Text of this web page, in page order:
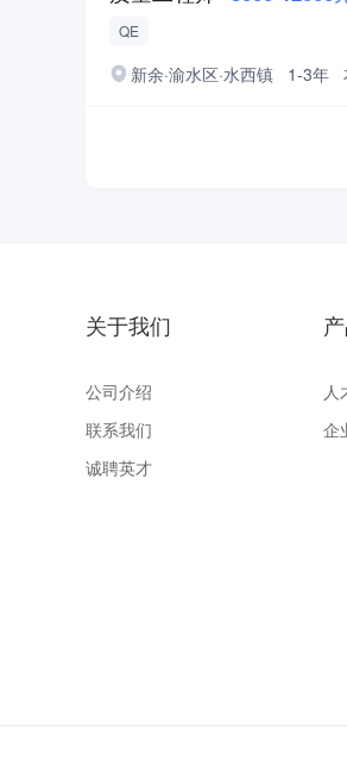
QE
新余·渝水区·水西镇 1-3年
关于我们
公司介绍
联系我们
诚聘英才
人
企